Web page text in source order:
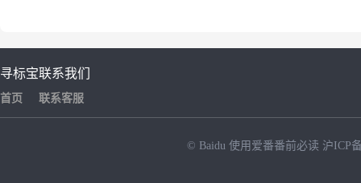
寻标宝
首页
联系我们
联系客服
© Baidu 使用爱番番前必读 沪ICP